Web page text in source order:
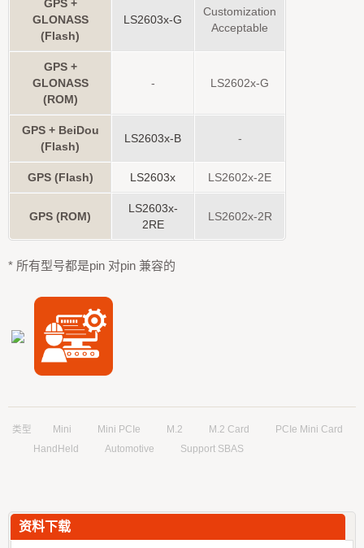
GPS +
GLONASS
(Flash)
LS2603x-G
Customization
Acceptable
GPS +
GLONASS
(ROM)
- LS2602x-G
GPS + BeiDou
(Flash)
LS2603x-B -
GPS (Flash) LS2603x LS2602x-2E
GPS (ROM)
LS2603x-
2RE
LS2602x-2R
* 所有型号都是pin 对pin 兼容的
类型 Mini Mini PCIe M.2 M.2 Card
PCIe Mini Card
HandHeld
Automotive Support SBAS
资料下载